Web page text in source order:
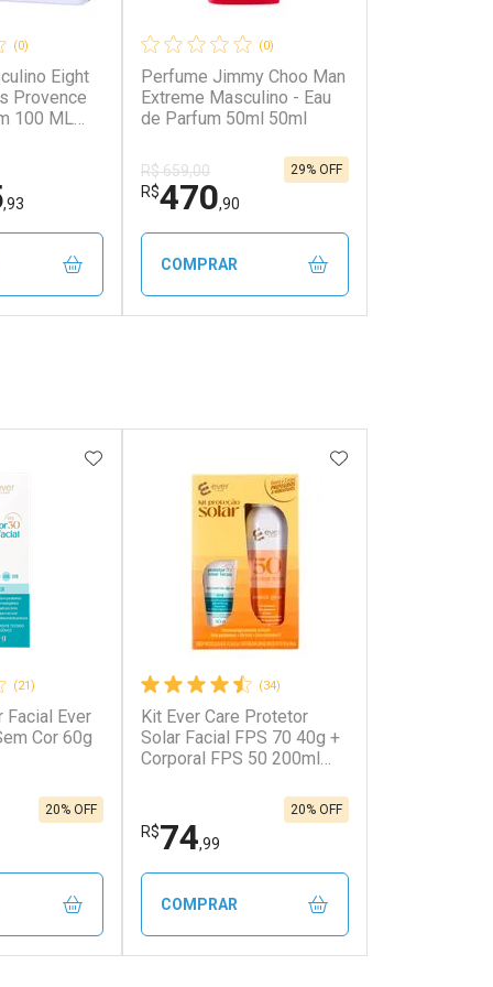
(0)
Eight
Provence
100 ML
,93
cada
cada
(0)
Perfume Jimmy Choo Man
Extreme Masculino - Eau
de Parfum 50ml 50ml
R$ 659,00
R$470,90
29% OFF
COMPRAR
Ativar Desconto
Por R$ 470,90/cada
Por R$ 470,90/cada
(21)
Facial Ever
Cor 60g
20% OFF
ADICIONAR AOS FAVORITOS
(34)
Kit Ever Care Protetor
Solar Facial FPS 70 40g +
Corporal FPS 50 200ml
R$74,99
20% OFF
ADICIONAR AOS
COMPRAR